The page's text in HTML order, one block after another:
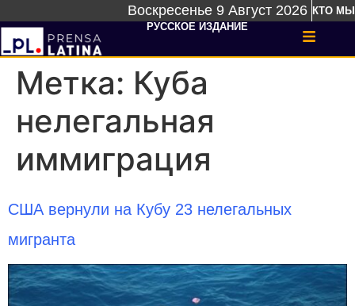
Воскресенье 9 Август 2026 КТО МЫ
РУССКОЕ ИЗДАНИЕ
Метка: Куба
нелегальная
иммиграция
США вернули на Кубу 23 нелегальных
мигранта